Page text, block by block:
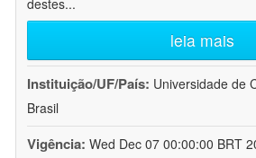
destes...
leia mais
Instituição/UF/País: Universidade de
Brasil
Vigência: Wed Dec 07 00:00:00 BRT